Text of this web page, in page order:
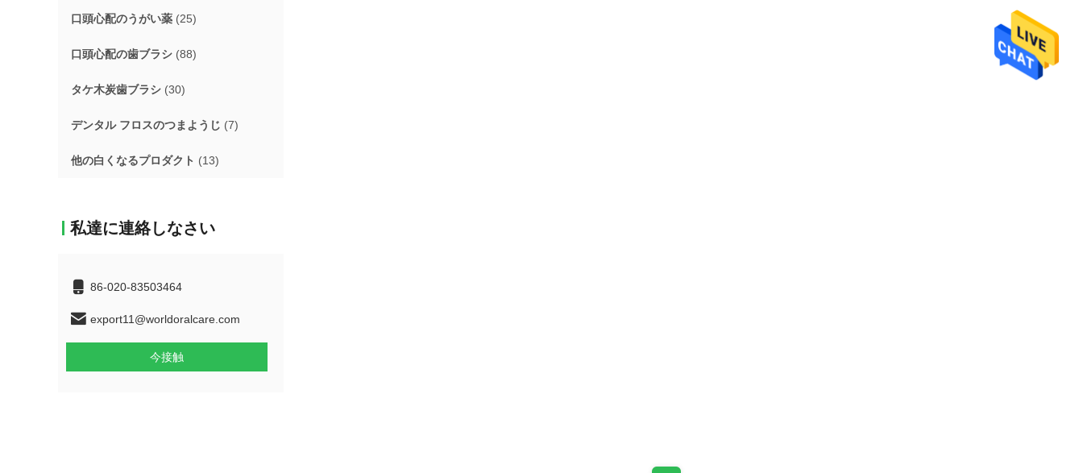
口頭心配のうがい薬 (25)
口頭心配の歯ブラシ (88)
タケ木炭歯ブラシ (30)
デンタル フロスのつまようじ (7)
他の白くなるプロダクト (13)
私達に連絡しなさい
86-020-83503464
export11@worldoralcare.com
今接触